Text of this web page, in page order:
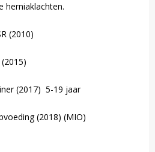
herniaklachten.
(2010)
(2017) 5-19 jaar
(2018) (MIO)